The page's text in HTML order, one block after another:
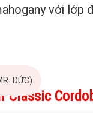
với lớp
Classic
ĐỨC)